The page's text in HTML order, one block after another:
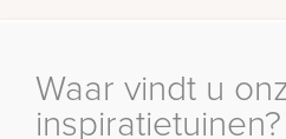
Waar vindt u
inspiratietuinen?